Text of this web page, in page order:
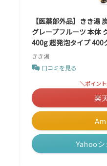
【医薬部外品】きき湯
グレープフルーツ 本体
400g 超発泡タイプ 400
きき湯
口コミを見る
＼ポイン
楽
Yahoo